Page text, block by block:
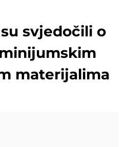
svjedočili o
materijalima